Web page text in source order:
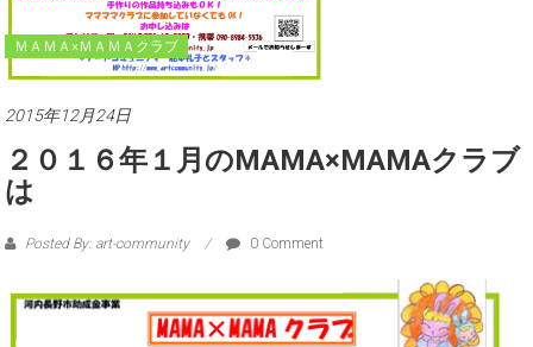
ＭＡＭＡ×ＭＡＭＡクラブ
2015年12月24日
２０１６年１月のMAMA×MAMAクラブ
は
Posted By: art-community 0 Comment